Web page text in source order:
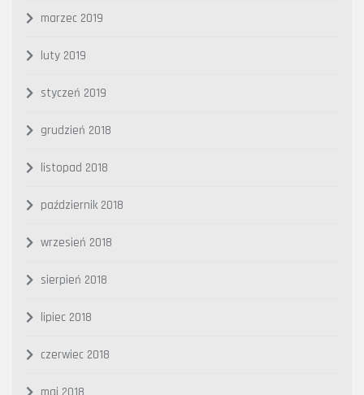
marzec 2019
luty 2019
styczeń 2019
grudzień 2018
listopad 2018
październik 2018
wrzesień 2018
sierpień 2018
lipiec 2018
czerwiec 2018
maj 2018